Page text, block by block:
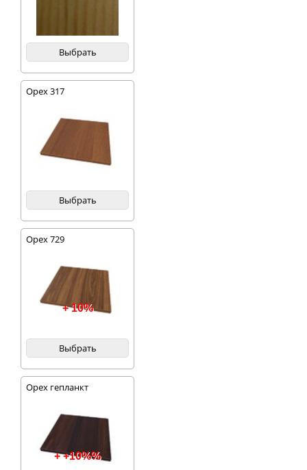
Выбрать
Орех 317
Выбрать
Орех 729
+ 10%
Выбрать
Орех гепланкт
+ +10%%